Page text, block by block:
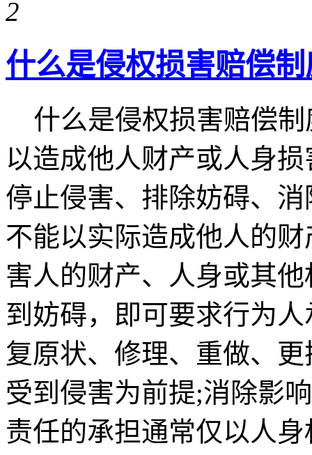
2
什么是侵权损害赔偿制
什么是侵权损害赔偿制
以造成他人财产或人身
停止侵害、排除妨碍、
不能以实际造成他人的
害人的财产、人身或其
到妨碍，即可要求行为
复原状、修理、重做、
受到侵害为前提;消除影
责任的承担通常仅以人